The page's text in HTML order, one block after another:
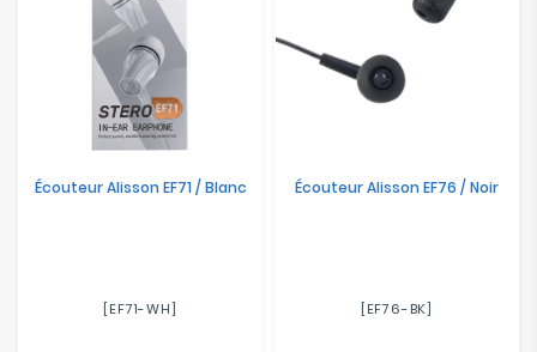
Écouteur Alisson EF71 / Blanc
[EF71-WH]
Écouteur Alisson EF76 / Noir
[EF76-BK]